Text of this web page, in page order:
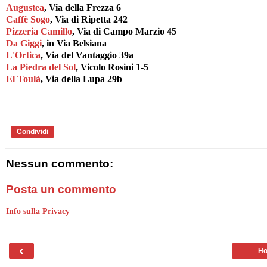
Augustea, Via della Frezza 6
Caffè Sogo, Via di Ripetta 242
Pizzeria Camillo, Via di Campo Marzio 45
Da Giggi, in Via Belsiana
L'Ortica, Via del Vantaggio 39a
La Piedra del Sol, Vicolo Rosini 1-5
El Toulà, Via della Lupa 29b
Condividi
Nessun commento:
Posta un commento
Info sulla Privacy
‹